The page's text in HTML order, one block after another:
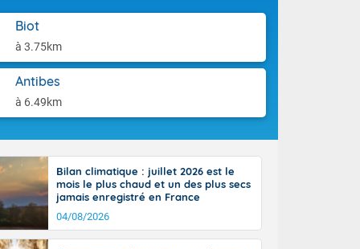
Biot
à 3.75km
Antibes
à 6.49km
sur la
chaine
par
nuageuse
Midi-
avec 34 à
et 39 à 40
Bilan climatique : juillet 2026 est le
mois le plus chaud et un des plus secs
jamais enregistré en France
04/08/2026